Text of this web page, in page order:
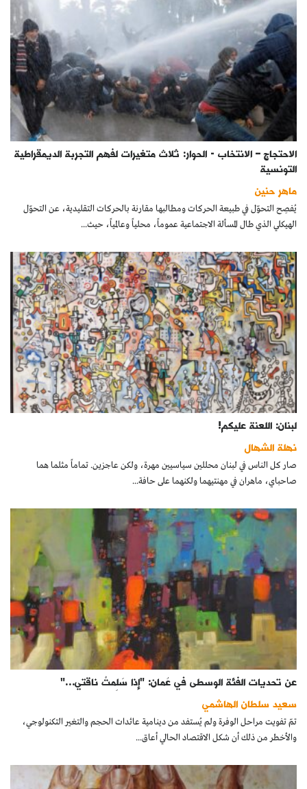
الاحتجاج – الانتخاب - الحوار: ثلاث متغيرات لفهم التجربة الديمقراطية
التونسية
ماهر حنين
يُفصِح التحوّل في طبيعة الحركات ومطالبها مقارنة بالحركات التقليدية، عن التحوّل
الهيكلي الذي طال المسألة الاجتماعية عموماً، محلياً وعالمياً، حيث...
لبنان: اللعنة عليكم!
نهلة الشهال
صار كل الناس في لبنان محللين سياسيين مهرة، ولكن عاجزين. تماماً مثلما هما
صاحباي، ماهران في مهنتيهما ولكنهما على حافة...
عن تحديات الفئة الوسطى في عُمان: "إذا سَلِمتْ ناقتي…"
سعيد سلطان الهاشمي
تمّ تفويت مراحل الوفرة ولم يُستفد من دينامية عائدات الحجم والتغير التكنولوجي،
والأخطر من ذلك أن شكل الاقتصاد الحالي أعاق...